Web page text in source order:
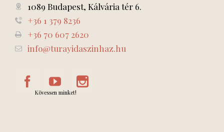
1089 Budapest, Kálvária tér 6.
+36 1 379 8236
+36 70 607 2620
info@turayidaszinhaz.hu
Kövessen minket!